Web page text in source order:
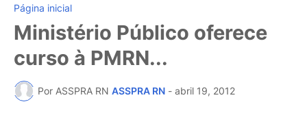
Página inicial
Ministério Público oferece
curso à PMRN...
Por ASSPRA RN ASSPRA RN - abril 19, 2012